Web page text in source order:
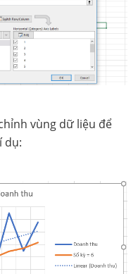
vùng dữ liệu để
dụ: